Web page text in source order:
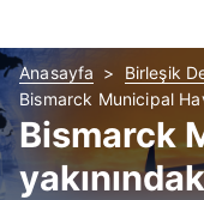
Anasayfa
Birleşik
Bismarck Municipal
Bismarck